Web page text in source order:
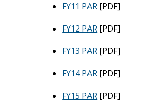
FY11 PAR [PDF]
FY12 PAR [PDF]
FY13 PAR [PDF]
FY14 PAR [PDF]
FY15 PAR [PDF]